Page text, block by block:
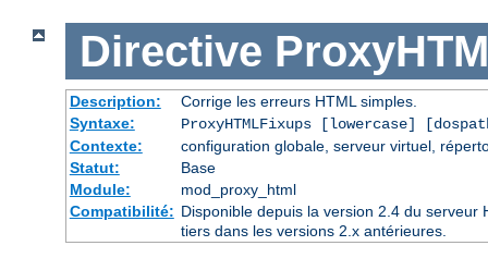
Directive
Description:
Corrige les erreurs HTML simples.
Syntaxe:
ProxyHTMLFixups [lowercase]
Contexte:
configuration globale, serveur virtuel,
Statut:
Base
Module:
mod_proxy_html
Compatibilité: Disponible depuis la version 2.4 du serveur
tiers dans les versions 2.x antérieures.